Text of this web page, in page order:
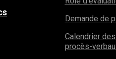
Demande de
Calendrier
procès-